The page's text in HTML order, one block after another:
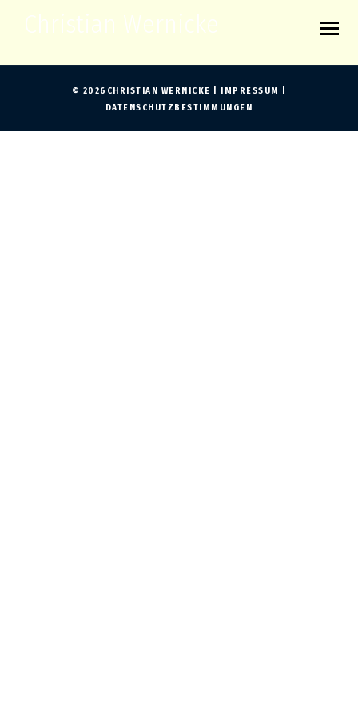
Christian Wernicke
© 2026CHRISTIAN WERNICKE | IMPRESSUM
DATENSCHUTZBESTIMMUNGEN